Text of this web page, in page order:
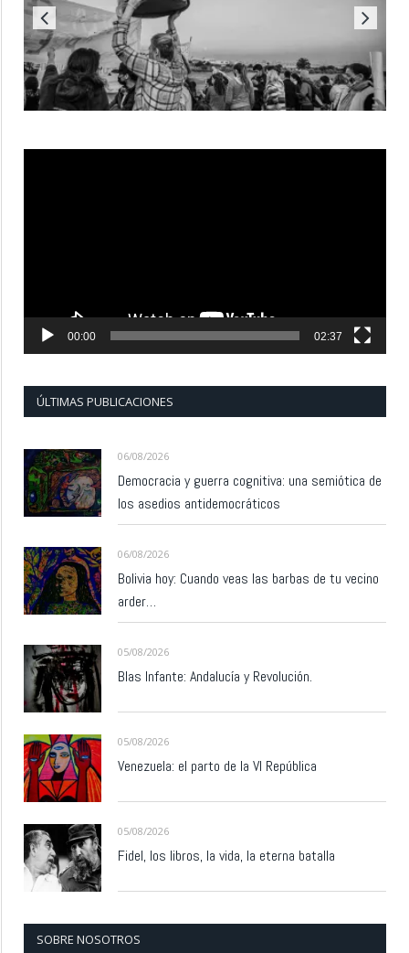
00:00 02:37
ÚLTIMAS PUBLICACIONES
06/08/2026
Democracia y guerra cognitiva: una semiótica de
los asedios antidemocráticos
06/08/2026
Bolivia hoy: Cuando veas las barbas de tu vecino
arder…
05/08/2026
Blas Infante: Andalucía y Revolución.
05/08/2026
Venezuela: el parto de la VI República
05/08/2026
Fidel, los libros, la vida, la eterna batalla
SOBRE NOSOTROS